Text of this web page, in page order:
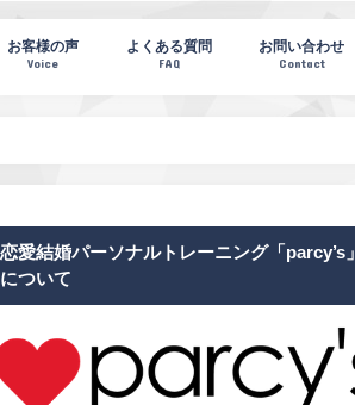
お客様の声
Voice
よくある質問
FAQ
お問い合わせ
Contact
恋愛結婚パーソナルトレーニング「parcy’s」
について